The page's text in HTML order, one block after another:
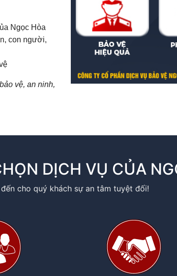
Ngọc Hòa
con người,
vệ, an ninh,
DỊCH VỤ CỦA
cho quý khách sự an tâm tuyệt đối!